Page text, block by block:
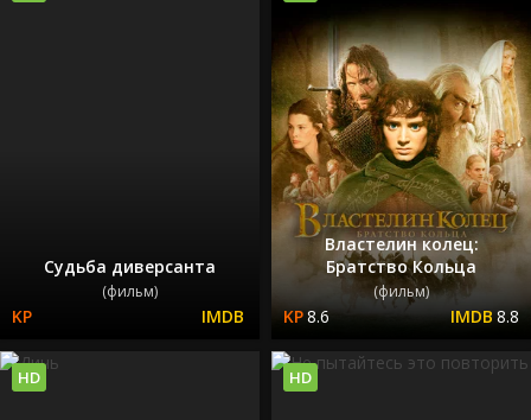
Судьба диверсанта
(фильм)
Властелин колец:
Братство Кольца
(фильм)
8.6 8.8
HD HD